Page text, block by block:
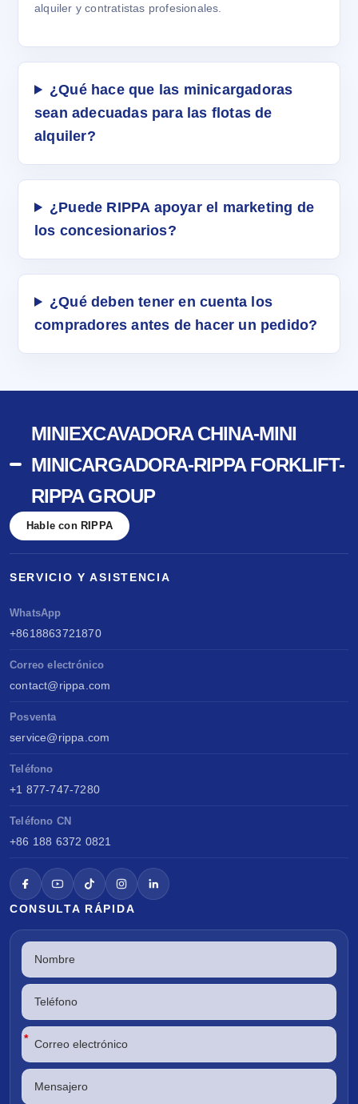
alquiler y contratistas profesionales.
¿Qué hace que las minicargadoras
sean adecuadas para las flotas de
alquiler?
¿Puede RIPPA apoyar el marketing de
los concesionarios?
¿Qué deben tener en cuenta los
compradores antes de hacer un pedido?
MINIEXCAVADORA CHINA-MINI
MINICARGADORA-RIPPA FORKLIFT-
RIPPA GROUP
Hable con RIPPA
SERVICIO Y ASISTENCIA
WhatsApp
+8618863721870
Correo electrónico
contact@rippa.com
Posventa
service@rippa.com
Teléfono
+1 877-747-7280
Teléfono CN
+86 188 6372 0821
CONSULTA RÁPIDA
*